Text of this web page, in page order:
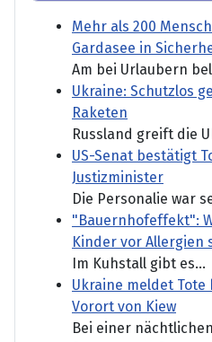
Mehr als 200
Gardasee in
Am bei Urlaubern
Ukraine: Schutzlos
Raketen
Russland greift die
US-Senat bestätigt
Justizminister
Die Personalie war
"Bauernhofeffekt":
Kinder vor Allergien
Im Kuhstall gibt es...
Ukraine meldet
Vorort von Kiew
Bei einer